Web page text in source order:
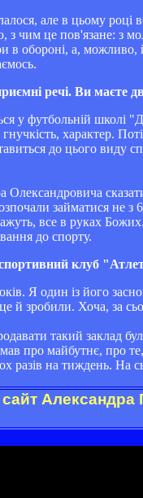
але в цьому
з чим це пов'язане: з
обороні, а, можливо,
речі. Ви маєте
у футбольній школі
гнучкість, характер.
до цього
займатися не
все в руках
до спорту.
клуб
Я один із його
й зробили. Хоча, за
такий заклад
про майбутнє, про
разів на тиждень. На
Александра